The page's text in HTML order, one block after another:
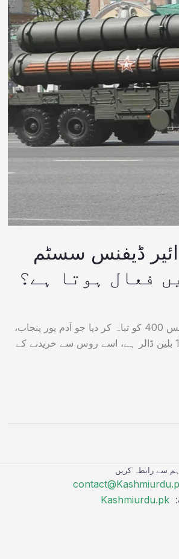
ائیر ڈیفنس سسٹم
پاکستان ایئر فورس نے دنیا کے جدید ترین میزائل سسٹمز میں سے ایک ایس 400 کو تباہ کر دیا جو آدم پور پنجاب،
بھارت میں ہندوستانی ایئربیس پر نصب تھا۔ اس کی لاگت کا تخمینہ 1.5 بلین ڈالر ہے، اسے روس سے خریدنے کے
ہم سے رابطہ کریں
Kashmiurdu.pk